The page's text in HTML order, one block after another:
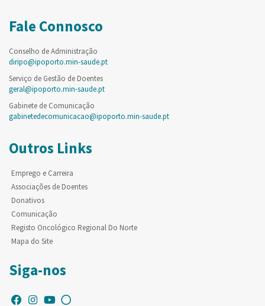
Fale Connosco
Conselho de Administração
diripo@ipoporto.min-saude.pt
Serviço de Gestão de Doentes
geral@ipoporto.min-saude.pt
Gabinete de Comunicação
gabinetedecomunicacao@ipoporto.min-saude.pt
Outros Links
Emprego e Carreira
Associações de Doentes
Donativos
Comunicação
Registo Oncológico Regional Do Norte
Mapa do Site
Siga-nos